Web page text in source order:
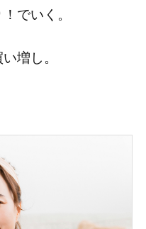
でいく。
増し。